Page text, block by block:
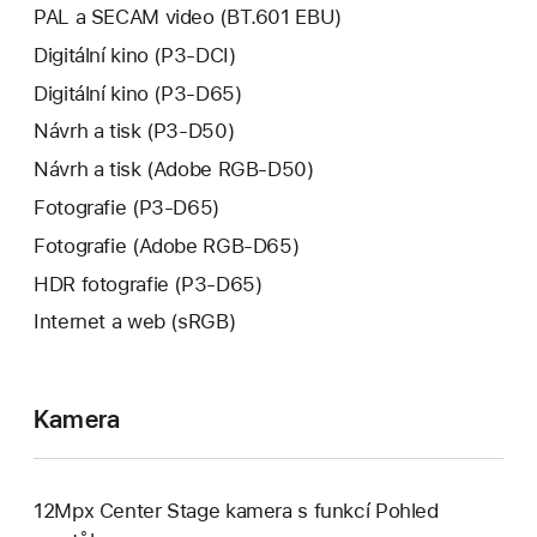
PAL a SECAM video (BT.601 EBU)
Digitální kino (P3-DCI)
Digitální kino (P3-D65)
Návrh a tisk (P3-D50)
Návrh a tisk (Adobe RGB-D50)
Fotografie (P3-D65)
Fotografie (Adobe RGB-D65)
HDR fotografie (P3-D65)
Internet a web (sRGB)
Kamera
12Mpx Center Stage kamera s funkcí Pohled